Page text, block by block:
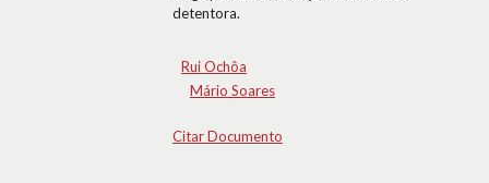
detentora.
Rui Ochôa
Mário Soares
Citar Documento